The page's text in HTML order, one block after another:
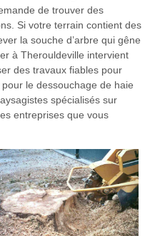
de trouver des
Si votre terrain contient des
la souche d’arbre qui gêne
à Therouldeville intervient
des travaux fiables pour
le dessouchage de haie
spécialisés sur
entreprises que vous